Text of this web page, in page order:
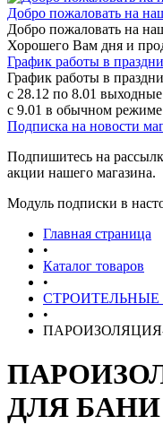
Добро пожаловать на
Добро пожаловать на
Хорошего Вам дня и
График работы в
График работы в
с 28.12 по 8.01 выходные
с 9.01 в обычном режиме
Подписка на новости
Подпишитесь на
акции нашего магазина.
Модуль подписки в
Главная страница
•
Каталог товаров
•
•
ДЛЯ БАНИ